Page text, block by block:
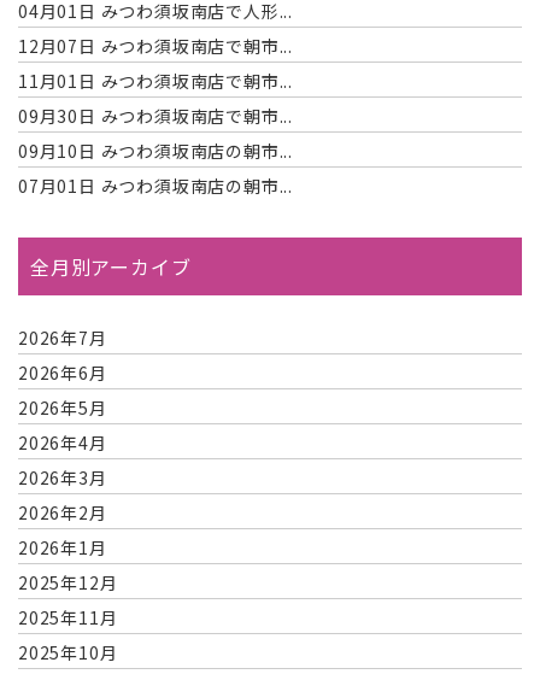
04月01日 みつわ須坂南店で人形...
12月07日 みつわ須坂南店で朝市...
11月01日 みつわ須坂南店で朝市...
09月30日 みつわ須坂南店で朝市...
09月10日 みつわ須坂南店の朝市...
07月01日 みつわ須坂南店の朝市...
全月別アーカイブ
2026年7月
2026年6月
2026年5月
2026年4月
2026年3月
2026年2月
2026年1月
2025年12月
2025年11月
2025年10月